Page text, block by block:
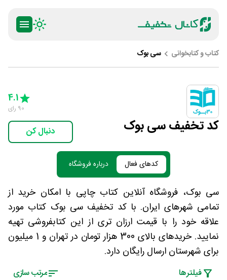
کتاب و کتابخوانی سی بوک
کد تخفیف سی بوک
4 Stars
5 Stars
4.1
90 رای
دنبال کن
کدهای فعال درباره فروشگاه
سی بوک، فروشگاه آنلاین کتاب چاپی با امکان خرید از
تمامی شهرهای ایران. با کد تخفیف سی بوک کتاب مورد
علاقه خود را با قیمت ارزان تری از این کتابفروشی تهیه
نمایید. خریدهای بالای 300 هزار تومان در تهران و 1 میلیون
برای شهرستان ارسال رایگان دارد.
فیلتر‌ها مرتب سازی